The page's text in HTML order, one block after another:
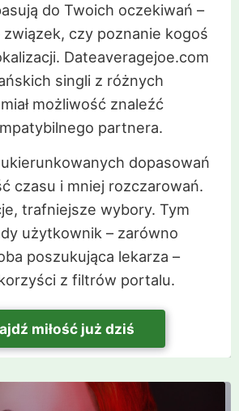
do Twoich oczekiwań –
czy poznanie kogoś
Dateaveragejoe.com
singli z różnych
możliwość znaleźć
partnera.
dopasowań
czasu i mniej rozczarowań.
trafniejsze wybory. Tym
użytkownik – zarówno
poszukująca lekarza –
z filtrów portalu.
miłość już dziś